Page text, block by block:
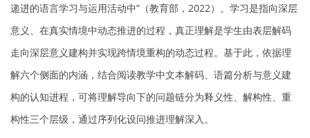
递进的语言学习与运用活动中”（教育部，2022）。学习是指向深层
意义、在真实情境中动态推进的过程，真正理解是学生由表层解码
走向深层意义建构并实现跨情境重构的动态过程。基于此，依据理
解六个侧面的内涵，结合阅读教学中文本解码、语篇分析与意义建
构的认知进程，可将理解导向下的问题链分为释义性、解构性、重
构性三个层级，通过序列化设问推进理解深入。